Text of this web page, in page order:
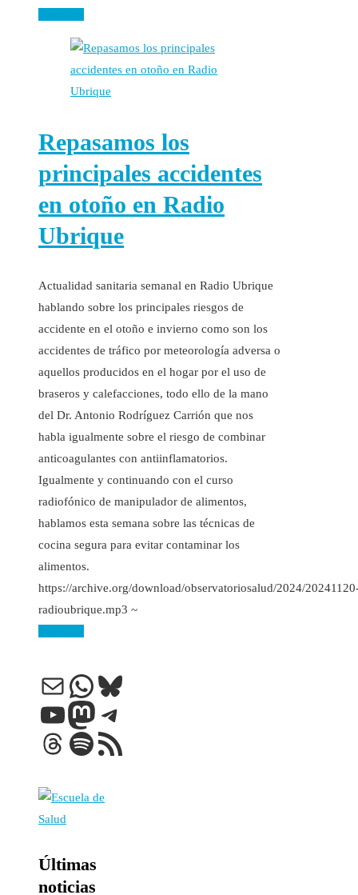
Repasamos los
principales accidentes
en otoño en Radio
Ubrique
Actualidad sanitaria semanal en Radio Ubrique
hablando sobre los principales riesgos de
accidente en el otoño e invierno como son los
accidentes de tráfico por meteorología adversa o
aquellos producidos en el hogar por el uso de
braseros y calefacciones, todo ello de la mano
del Dr. Antonio Rodríguez Carrión que nos
habla igualmente sobre el riesgo de combinar
anticoagulantes con antiinflamatorios.
Igualmente y continuando con el curso
radiofónico de manipulador de alimentos,
hablamos esta semana sobre las técnicas de
cocina segura para evitar contaminar los
alimentos.
https://archive.org/download/observatoriosalud/2024/
radioubrique.mp3 ~
Correo electrónico
WhatsApp
Bluesky
YouTube
Mastodon
Telegram
Threads
Spotify
Feed RSS
Últimas
noticias